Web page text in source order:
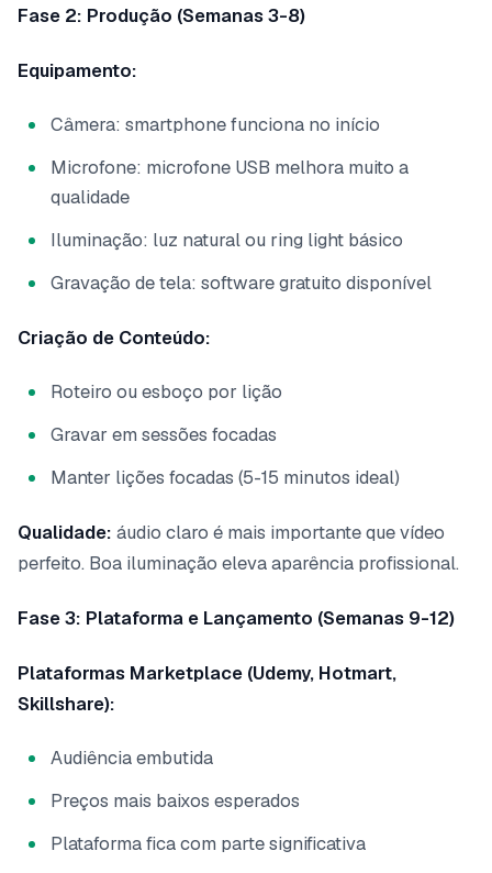
Fase 2: Produção (Semanas 3-8)
Equipamento:
Câmera: smartphone funciona no início
Microfone: microfone USB melhora muito a
qualidade
Iluminação: luz natural ou ring light básico
Gravação de tela: software gratuito disponível
Criação de Conteúdo:
Roteiro ou esboço por lição
Gravar em sessões focadas
Manter lições focadas (5-15 minutos ideal)
Qualidade: áudio claro é mais importante que vídeo
perfeito. Boa iluminação eleva aparência profissional.
Fase 3: Plataforma e Lançamento (Semanas 9-12)
Plataformas Marketplace (Udemy, Hotmart,
Skillshare):
Audiência embutida
Preços mais baixos esperados
Plataforma fica com parte significativa